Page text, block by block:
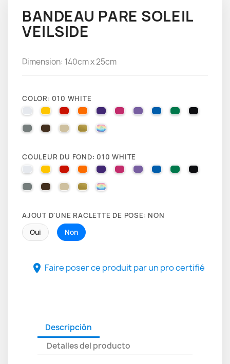
BANDEAU PARE SOLEIL
VEILSIDE
Dimension: 140cm x 25cm
COLOR: 010 WHITE
010 WHITE025 BRIMSTONE YELLOW
031 RED035 PASTEL ORANGE
040 VIOLET
041 PINK043 LAVENDER
051 GENTIAN BLUE
061 GREEN
070
071 GREY080 BROWN
082 BEIGE
091 GOLD000 HOLOGRAPHIQUE
COULEUR DU FOND: 010 WHITE
010 WHITE025 BRIMSTONE YELLOW
031 RED035 PASTEL ORANGE
040 VIOLET
041 PINK043 LAVENDER
051 GENTIAN BLUE
061 GREEN
070
071 GREY080 BROWN
082 BEIGE
091 GOLD000 HOLOGRAPHIQUE
AJOUT D'UNE RACLETTE DE POSE: NON
Oui
Non
 Faire poser ce produit par un pro certifié
Descripción
Detalles del producto